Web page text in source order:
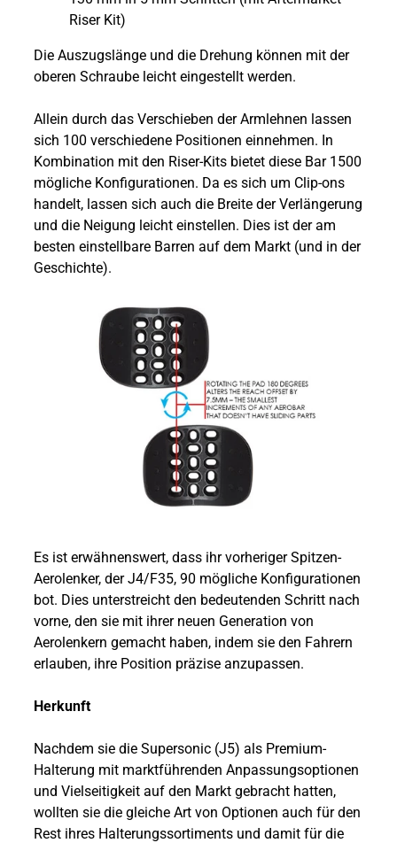
Riser Kit)
Die Auszugslänge und die Drehung können mit der
oberen Schraube leicht eingestellt werden.
Allein durch das Verschieben der Armlehnen lassen
sich 100 verschiedene Positionen einnehmen. In
Kombination mit den Riser-Kits bietet diese Bar 1500
mögliche Konfigurationen. Da es sich um Clip-ons
handelt, lassen sich auch die Breite der Verlängerung
und die Neigung leicht einstellen. Dies ist der am
besten einstellbare Barren auf dem Markt (und in der
Geschichte).
Es ist erwähnenswert, dass ihr vorheriger Spitzen-
Aerolenker, der J4/F35, 90 mögliche Konfigurationen
bot. Dies unterstreicht den bedeutenden Schritt nach
vorne, den sie mit ihrer neuen Generation von
Aerolenkern gemacht haben, indem sie den Fahrern
erlauben, ihre Position präzise anzupassen.
Herkunft
Nachdem sie die Supersonic (J5) als Premium-
Halterung mit marktführenden Anpassungsoptionen
und Vielseitigkeit auf den Markt gebracht hatten,
wollten sie die gleiche Art von Optionen auch für den
Rest ihres Halterungssortiments und damit für die